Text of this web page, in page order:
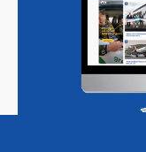
Magazine